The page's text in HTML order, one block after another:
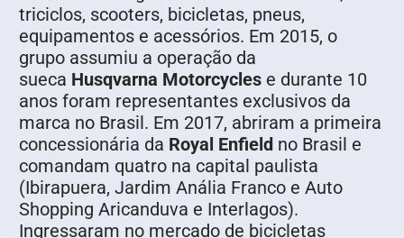
triciclos, scooters, bicicletas, pneus,
equipamentos e acessórios. Em 2015, o
grupo assumiu a operação da
sueca Husqvarna Motorcycles e durante 10
anos foram representantes exclusivos da
marca no Brasil. Em 2017, abriram a primeira
concessionária da Royal Enfield no Brasil e
comandam quatro na capital paulista
(Ibirapuera, Jardim Anália Franco e Auto
Shopping Aricanduva e Interlagos).
Ingressaram no mercado de bicicletas